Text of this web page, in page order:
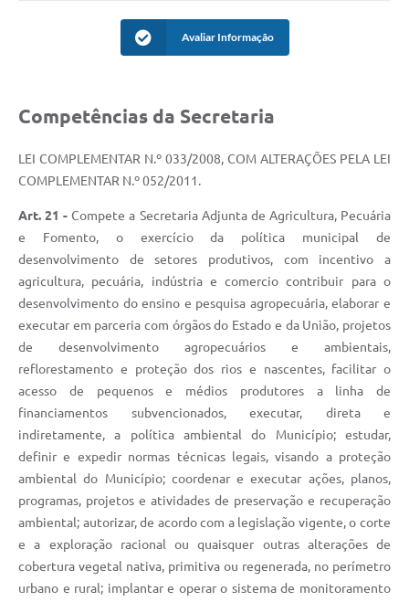
Avaliar Informação
Competências da Secretaria
LEI COMPLEMENTAR N.º 033/2008, COM ALTERAÇÕES PELA LEI
COMPLEMENTAR N.º 052/2011.
Art. 21 -Compete a Secretaria Adjunta de Agricultura, Pecuária
e Fomento, o exercício da política municipal de
desenvolvimento de setores produtivos, com incentivo a
agricultura, pecuária, indústria e comercio contribuir para o
desenvolvimento do ensino e pesquisa agropecuária, elaborar e
executar em parceria com órgãos do Estado e da União, projetos
de desenvolvimento agropecuários e ambientais,
reflorestamento e proteção dos rios e nascentes, facilitar o
acesso de pequenos e médios produtores a linha de
financiamentos subvencionados, executar, direta e
indiretamente, a política ambiental do Município; estudar,
definir e expedir normas técnicas legais, visando a proteção
ambiental do Município; coordenar e executar ações, planos,
programas, projetos e atividades de preservação e recuperação
ambiental; autorizar, de acordo com a legislação vigente, o corte
e a exploração racional ou quaisquer outras alterações de
cobertura vegetal nativa, primitiva ou regenerada, no perímetro
urbano e rural; implantar e operar o sistema de monitoramento